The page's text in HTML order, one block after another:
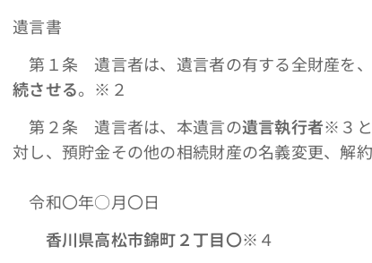
遺言書
第１条 遺言者は、遺言者の有する全財産を
続させる。※２
第２条 遺言者は、本遺言の遺言執行者※３
対し、預貯金その他の相続財産の名義変更、解
令和〇年○月〇日
香川県高松市錦町２丁目〇※４